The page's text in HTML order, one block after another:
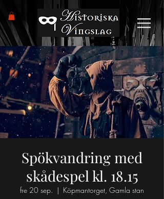
Spökvandring med
skådespel kl. 18.15
fre 20 sep.
  |
Köpmantorget, Gamla stan